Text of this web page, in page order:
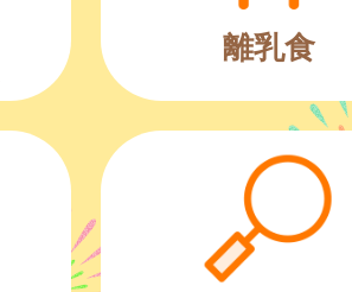
離乳食